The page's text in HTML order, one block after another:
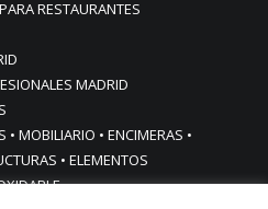
RESTAURANTES
MADRID
• MOBILIARIO • ENCIMERAS •
• ELEMENTOS